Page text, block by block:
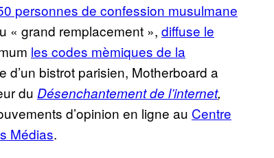
personnes de confession musulmane
« grand remplacement », diffuse le
les codes mèmiques de la
bistrot parisien, Motherboard a
du Désenchantement de l’internet,
d’opinion en ligne au Centre
Médias.